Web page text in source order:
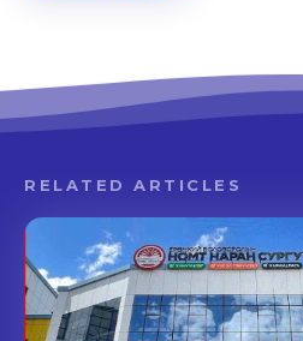
RELATED ARTICLES